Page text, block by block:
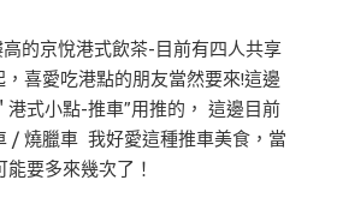
的京悅港式飲茶-目前有四人共享
喜愛吃港點的朋友當然要來!這邊
港式小點-推車”用推的， 這邊目前
/ 燒臘車 我好愛這種推車美食，當
要多來幾次了！